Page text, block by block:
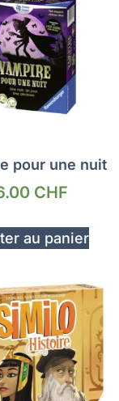
pour une nuit
CHF
au panier